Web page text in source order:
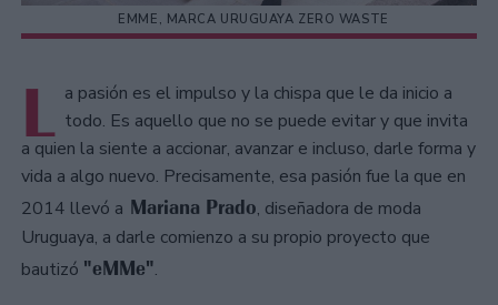
EMME, MARCA URUGUAYA ZERO WASTE
L a pasión es el impulso y la chispa que le da inicio a
todo. Es aquello que no se puede evitar y que invita
a quien la siente a accionar, avanzar e incluso, darle forma y
vida a algo nuevo. Precisamente, esa pasión fue la que en
2014 llevó a Mariana Prado, diseñadora de moda
Uruguaya, a darle comienzo a su propio proyecto que
bautizó "eMMe".